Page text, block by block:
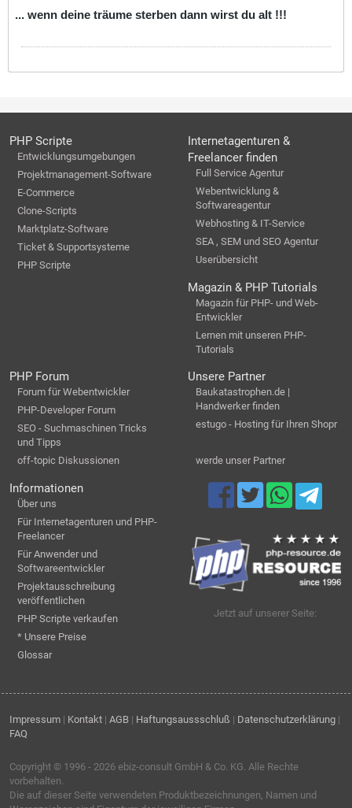
... wenn deine träume sterben dann wirst du alt !!!
PHP Scripte
Entwicklungsumgebungen
Projektmanagement-Software
E-Commerce
Clone-Scripts
Marktplatz-Software
Ticket & Supportsysteme
PHP Scripte
Internetagenturen &
Freelancer finden
Full Service Agentur
Webentwicklung &
Softwareagentur
Webhosting & IT-Service
SEA , SEM und SEO Agentur
Userübersicht
Magazin & PHP Tutorials
Magazin für PHP- und Web-
Entwickler
Lernen mit unseren PHP-
Tutorials
PHP Forum
Forum für Webentwickler
PHP-Developer Forum
SEO - Suchmaschinen Tricks
und Tipps
off-topic Diskussionen
Unsere Partner
Baukatastrophen.de |
Handwerker finden
estugo - Hosting für Ihren Shopr
werde unser Partner
Informationen
Über uns
Für Internetagenturen und PHP-
Freelancer
Für Anwender und
Softwareentwickler
Projektausschreibung
veröffentlichen
PHP Scripte verkaufen
* Unsere Preise
Glossar
Jetzt auf unserer Seite:
Impressum | Kontakt | AGB | Haftungsaussschluß | Datenschutzerklärung |
FAQ
Copyright © 1996 - 2026 ebiz-consult GmbH & Co. KG. Alle Rechte
vorbehalten.
Die auf dieser Seite verwendeten Produktbezeichnungen, Namen und